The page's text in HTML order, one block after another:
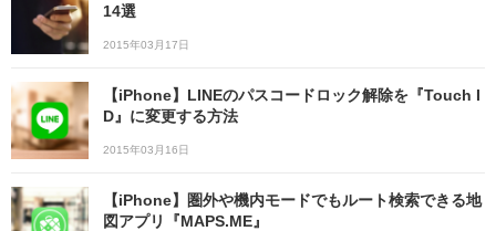
14選
2015年03月17日
【iPhone】LINEのパスコードロック解除を『Touch I
D』に変更する方法
2015年03月16日
【iPhone】圏外や機内モードでもルート検索できる地
図アプリ『MAPS.ME』